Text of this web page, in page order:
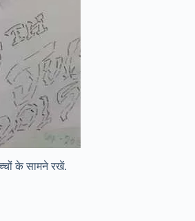
के सामने रखें.